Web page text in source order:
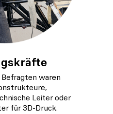
waren
Leiter oder
für 3D-Druck.